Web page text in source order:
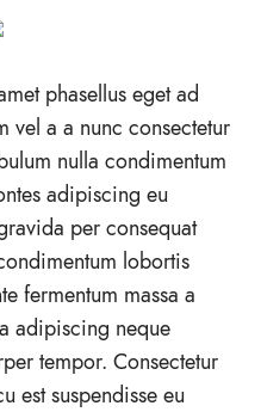
phasellus eget ad
vel a a nunc consectetur
nulla condimentum
adipiscing eu
per consequat
lobortis
fermentum massa a
adipiscing neque
tempor. Consectetur
est suspendisse eu